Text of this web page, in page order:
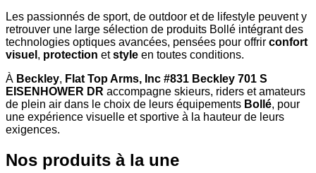
Les passionnés de sport, de outdoor et de lifestyle peuvent y
retrouver une large sélection de produits Bollé intégrant des
technologies optiques avancées, pensées pour offrir confort
visuel , protection etstyle en toutes conditions.
À Beckley, Flat Top Arms, Inc #831 Beckley 701 S
EISENHOWER DR accompagne skieurs, riders et amateurs
de plein air dans le choix de leurs équipements Bollé, pour
une expérience visuelle et sportive à la hauteur de leurs
exigences.
Nos produits à la une